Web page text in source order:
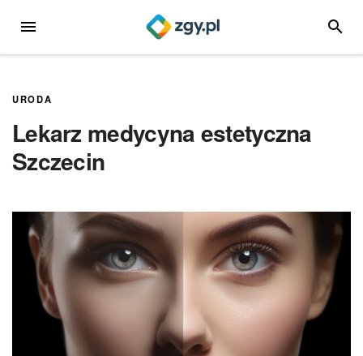
MENU
URODA
Lekarz medycyna estetyczna
Szczecin